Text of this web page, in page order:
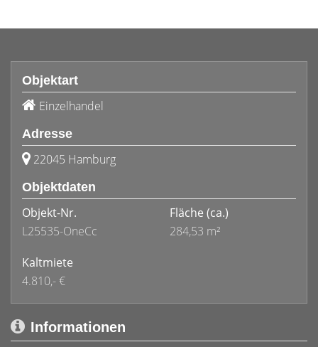
Objektart
Einzelhandel
Adresse
22045 Hamburg
Objektdaten
Objekt-Nr.
L25535-OneCc
Fläche (ca.)
284,53 m²
Kaltmiete
4.810,- €
Informationen